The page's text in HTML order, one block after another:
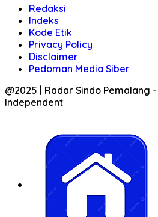
Redaksi
Indeks
Kode Etik
Privacy Policy
Disclaimer
Pedoman Media Siber
@2025 | Radar Sindo Pemalang
Independent